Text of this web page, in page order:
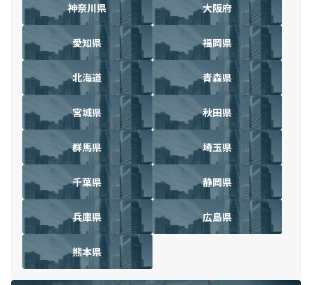
神奈川県 大阪府
愛知県 福岡県
北海道 青森県
宮城県 秋田県
群馬県 埼玉県
千葉県 静岡県
兵庫県 広島県
熊本県